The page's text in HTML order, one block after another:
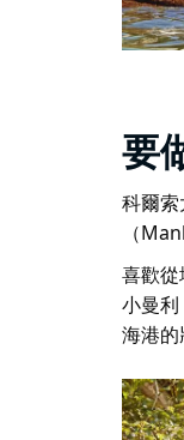
要
科爾
（
喜歡
小曼
海港的